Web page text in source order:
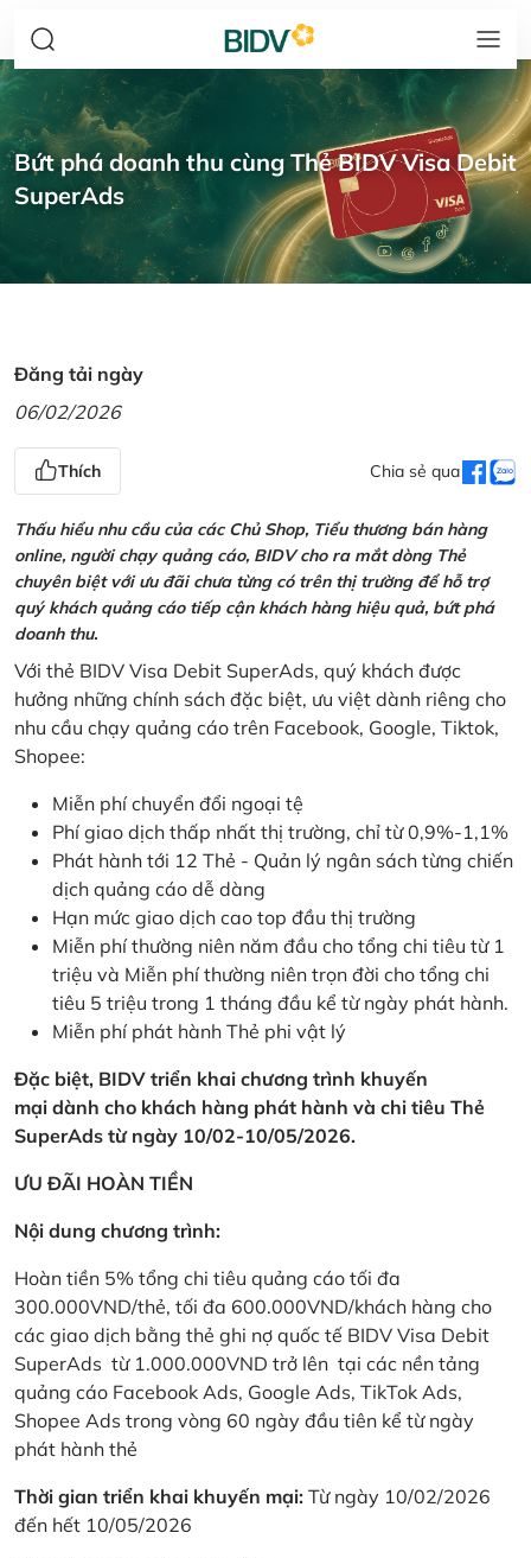
Bứt phá doanh thu cùng Thẻ BIDV Visa Debit
SuperAds
Đăng tải ngày
06/02/2026
Thích Chia sẻ qua
Thấu hiểu nhu cầu của các Chủ Shop, Tiểu thương bán hàng
online, người chạy quảng cáo, BIDV cho ra mắt dòng Thẻ
chuyên biệt với ưu đãi chưa từng có trên thị trường để hỗ trợ
quý khách quảng cáo tiếp cận khách hàng hiệu quả, bứt phá
doanh thu.
Với thẻ BIDV Visa Debit SuperAds, quý khách được
hưởng những chính sách đặc biệt, ưu việt dành riêng cho
nhu cầu chạy quảng cáo trên Facebook, Google, Tiktok,
Shopee:
Miễn phí chuyển đổi ngoại tệ
Phí giao dịch thấp nhất thị trường, chỉ từ 0,9%-1,1%
Phát hành tới 12 Thẻ - Quản lý ngân sách từng chiến
dịch quảng cáo dễ dàng
Hạn mức giao dịch cao top đầu thị trường
Miễn phí thường niên năm đầu cho tổng chi tiêu từ 1
triệu và Miễn phí thường niên trọn đời cho tổng chi
tiêu 5 triệu trong 1 tháng đầu kể từ ngày phát hành.
Miễn phí phát hành Thẻ phi vật lý
Đặc biệt, BIDV triển khai chương trình khuyến
mại dành cho khách hàng phát hành và chi tiêu Thẻ
SuperAds từ ngày 10/02-10/05/2026.
ƯU ĐÃI HOÀN TIỀN
Nội dung chương trình:
Hoàn tiền 5% tổng chi tiêu quảng cáo tối đa
300.000VND/thẻ, tối đa 600.000VND/khách hàng cho
các giao dịch bằng thẻ ghi nợ quốc tế BIDV Visa Debit
SuperAds từ 1.000.000VND trở lên tại các nền tảng
quảng cáo Facebook Ads, Google Ads, TikTok Ads,
Shopee Ads trong vòng 60 ngày đầu tiên kể từ ngày
phát hành thẻ
Thời gian triển khai khuyến mại: Từ ngày 10/02/2026
đến hết 10/05/2026